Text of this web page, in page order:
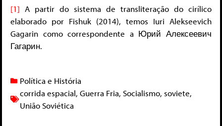
[1] A partir do sistema de transliteração do cirílico
elaborado por Fishuk (2014), temos Iuri Alekseevich
Gagarin como correspondente a Юрий Алексеевич
Гагарин.
Política e História
corrida espacial, Guerra Fria, Socialismo, soviete,
União Soviética